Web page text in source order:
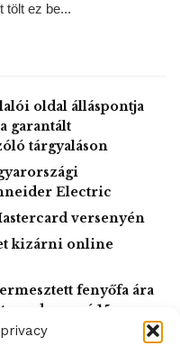
szintén májusra
enyhítését
számol.
on the
the
cookies and
tölt ez be...
oldal álláspontja
tárgyaláson
Electric
versenyén
kizárni online
fenyőfa ára
nordmanné 15